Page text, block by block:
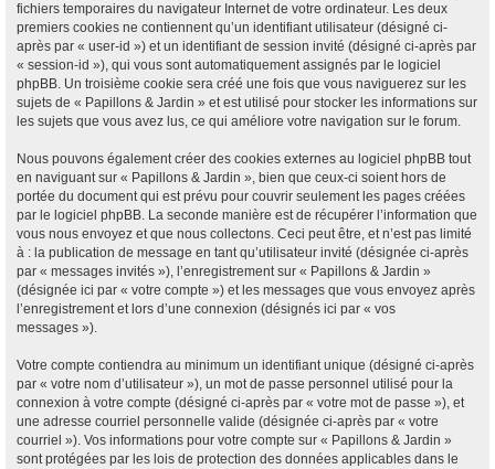
fichiers temporaires du navigateur Internet de votre ordinateur. Les deux
premiers cookies ne contiennent qu’un identifiant utilisateur (désigné ci-
après par « user-id ») et un identifiant de session invité (désigné ci-après par
« session-id »), qui vous sont automatiquement assignés par le logiciel
phpBB. Un troisième cookie sera créé une fois que vous naviguerez sur les
sujets de « Papillons & Jardin » et est utilisé pour stocker les informations sur
les sujets que vous avez lus, ce qui améliore votre navigation sur le forum.
Nous pouvons également créer des cookies externes au logiciel phpBB tout
en naviguant sur « Papillons & Jardin », bien que ceux-ci soient hors de
portée du document qui est prévu pour couvrir seulement les pages créées
par le logiciel phpBB. La seconde manière est de récupérer l’information que
vous nous envoyez et que nous collectons. Ceci peut être, et n’est pas limité
à : la publication de message en tant qu’utilisateur invité (désignée ci-après
par « messages invités »), l’enregistrement sur « Papillons & Jardin »
(désignée ici par « votre compte ») et les messages que vous envoyez après
l’enregistrement et lors d’une connexion (désignés ici par « vos
messages »).
Votre compte contiendra au minimum un identifiant unique (désigné ci-après
par « votre nom d’utilisateur »), un mot de passe personnel utilisé pour la
connexion à votre compte (désigné ci-après par « votre mot de passe »), et
une adresse courriel personnelle valide (désignée ci-après par « votre
courriel »). Vos informations pour votre compte sur « Papillons & Jardin »
sont protégées par les lois de protection des données applicables dans le